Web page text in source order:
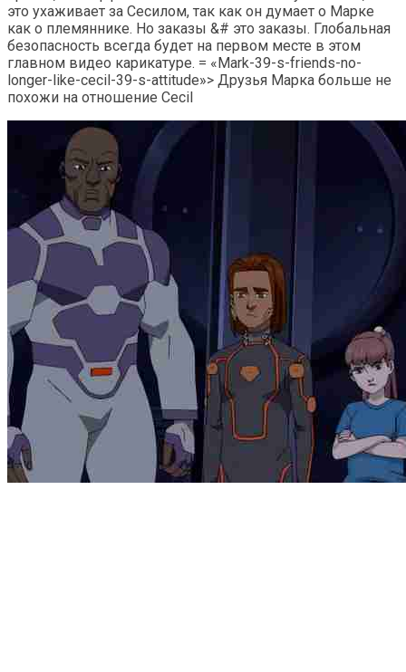
это ухаживает за Сесилом, так как он думает о Марке
как о племяннике. Но заказы &# это заказы. Глобальная
безопасность всегда будет на первом месте в этом
главном видео карикатуре. = «Mark-39-s-friends-no-
longer-like-cecil-39-s-attitude»> Друзья Марка больше не
похожи на отношение Cecil